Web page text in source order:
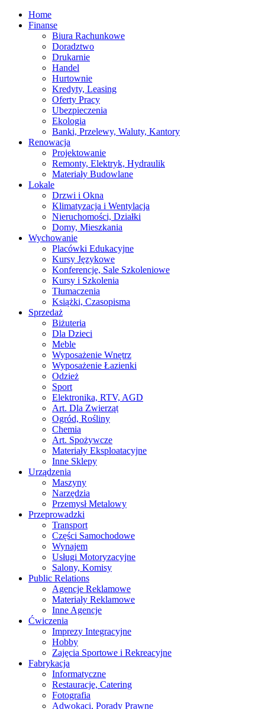
Home
Finanse
Biura Rachunkowe
Doradztwo
Drukarnie
Handel
Hurtownie
Kredyty, Leasing
Oferty Pracy
Ubezpieczenia
Ekologia
Banki, Przelewy, Waluty, Kantory
Renowacja
Projektowanie
Remonty, Elektryk, Hydraulik
Materiały Budowlane
Lokale
Drzwi i Okna
Klimatyzacja i Wentylacja
Nieruchomości, Działki
Domy, Mieszkania
Wychowanie
Placówki Edukacyjne
Kursy Językowe
Konferencje, Sale Szkoleniowe
Kursy i Szkolenia
Tłumaczenia
Książki, Czasopisma
Sprzedaż
Biżuteria
Dla Dzieci
Meble
Wyposażenie Wnętrz
Wyposażenie Łazienki
Odzież
Sport
Elektronika, RTV, AGD
Art. Dla Zwierząt
Ogród, Rośliny
Chemia
Art. Spożywcze
Materiały Eksploatacyjne
Inne Sklepy
Urządzenia
Maszyny
Narzędzia
Przemysł Metalowy
Przeprowadzki
Transport
Części Samochodowe
Wynajem
Usługi Motoryzacyjne
Salony, Komisy
Public Relations
Agencje Reklamowe
Materiały Reklamowe
Inne Agencje
Ćwiczenia
Imprezy Integracyjne
Hobby
Zajęcia Sportowe i Rekreacyjne
Fabrykacja
Informatyczne
Restauracje, Catering
Fotografia
Adwokaci, Porady Prawne